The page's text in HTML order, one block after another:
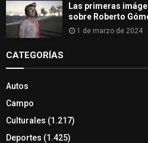
Las primeras
sobre Roberto
1 de marzo de 2024
CATEGORÍAS
Autos
Campo
Culturales (1.217)
Deportes (1.425)